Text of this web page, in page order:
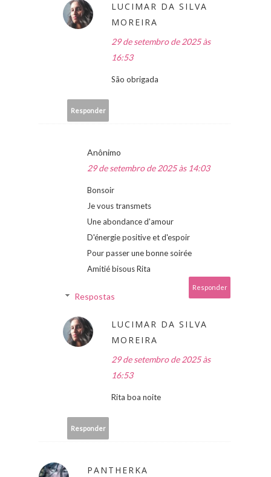
LUCIMAR DA SILVA
MOREIRA
29 de setembro de 2025 às
16:53
São obrigada
Responder
Anônimo
29 de setembro de 2025 às 14:03
Bonsoir
Je vous transmets
Une abondance d'amour
D'énergie positive et d'espoir
Pour passer une bonne soirée
Amitié bisous Rita
Responder
Respostas
LUCIMAR DA SILVA
MOREIRA
29 de setembro de 2025 às
16:53
Rita boa noite
Responder
PANTHERKA